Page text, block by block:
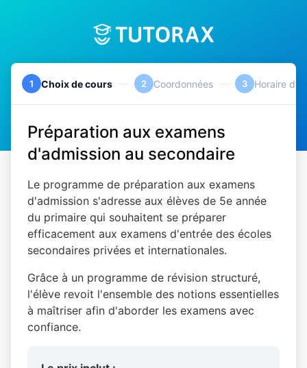
1 Choix de cours 2 Coordonnées 3 Horaire
Préparation aux examens
d'admission au secondaire
Le programme de préparation aux examens
d'admission s'adresse aux élèves de 5e année
du primaire qui souhaitent se préparer
efficacement aux examens d'entrée des écoles
secondaires privées et internationales.
Grâce à un programme de révision structuré,
l'élève revoit l'ensemble des notions essentielles
à maîtriser afin d'aborder les examens avec
confiance.